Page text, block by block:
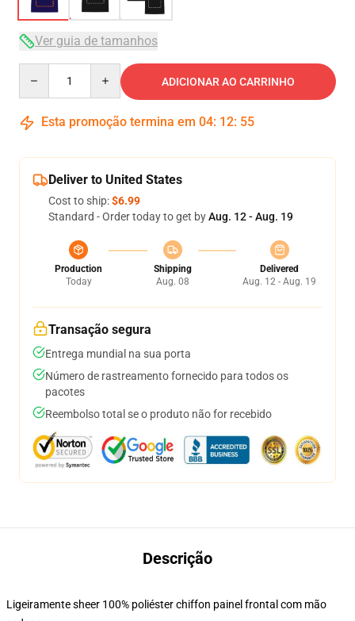
Ver guia de tamanhos
ADICIONAR AO CARRINHO
Esta promoção termina em 04: 12: 54
Deliver to United States
Cost to ship:$6.99
Standard - Order today to get byAug. 12 - Aug. 19
Production
Today
Shipping
Aug. 08
Delivered
Aug. 12 - Aug. 19
Transação segura
Entrega mundial na sua porta
Número de rastreamento fornecido para todos os
pacotes
Reembolso total se o produto não for recebido
Descrição
Ligeiramente sheer 100% poliéster chiffon painel frontal com mão